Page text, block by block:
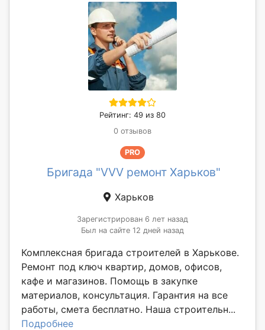
Рейтинг: 49 из 80
0 отзывов
PRO
Бригада "VVV ремонт Харьков"
Харьков
Зарегистрирован 6 лет назад
Был на сайте 12 дней назад
Комплексная бригада строителей в Харькове.
Ремонт под ключ квартир, домов, офисов,
кафе и магазинов. Помощь в закупке
материалов, консультация. Гарантия на все
работы, смета бесплатно. Наша строительн...
Подробнее